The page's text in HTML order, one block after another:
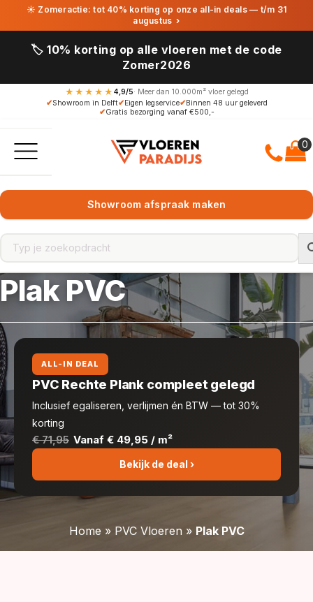
☀ Zomeractie: tot 40% korting op onze all-in deals — t/m 31
augustus ›
🏷️ 10% korting op alle vloeren met de code
Zomer2026
★★★★★ 4,9/5· Meer dan 10.000m² vloer gelegd
✔Showroom in Delft✔Eigen legservice✔Binnen 48 uur geleverd
✔Gratis bezorging vanaf €500,-
Showroom afspraak maken
Plak PVC
ALL-IN DEAL
PVC Rechte Plank compleet gelegd
Inclusief egaliseren, verlijmen én BTW — tot 30%
korting
€ 71,95 Vanaf € 49,95 / m²
Bekijk de deal ›
Home » PVC Vloeren » Plak PVC